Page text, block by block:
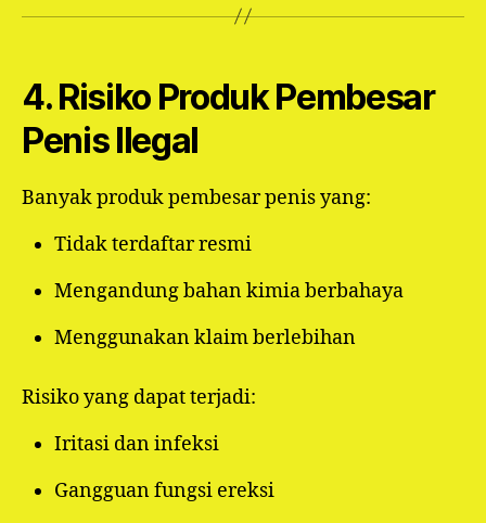
4. Risiko Produk Pembesar
Penis Ilegal
Banyak produk pembesar penis yang:
Tidak terdaftar resmi
Mengandung bahan kimia berbahaya
Menggunakan klaim berlebihan
Risiko yang dapat terjadi:
Iritasi dan infeksi
Gangguan fungsi ereksi